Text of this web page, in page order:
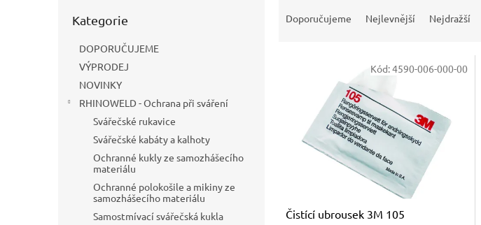
kategorie
Kategorie
DOPORUČUJEME
VÝPRODEJ
NOVINKY
RHINOWELD - Ochrana při sváření
Svářečské rukavice
Svářečské kabáty a kalhoty
Ochranné kukly ze samozhášecího
materiálu
Ochranné polokošile a mikiny ze
samozhášecího materiálu
Samostmívací svářečská kukla
Doporučujeme Nejlevnější Nejdražší
Čistící ubrousek 3M 105
Kód:4590-006-000-00